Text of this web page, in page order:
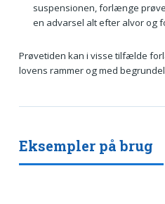
suspensionen, forlænge
en advarsel alt efter alvor og
Prøvetiden kan i visse tilfælde
lovens rammer og med
Eksempler på brug